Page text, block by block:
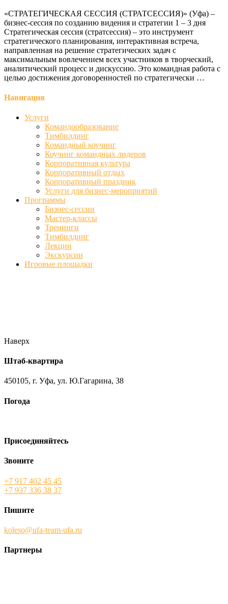
«СТРАТЕГИЧЕСКАЯ СЕССИЯ (СТРАТСЕССИЯ)» (Уфа) –
бизнес-сессия по созданию видения и стратегии 1 – 3 дня
Стратегическая сессия (стратсессия) – это инструмент
стратегического планирования, интерактивная встреча,
направленная на решение стратегических задач с
максимальным вовлечением всех участников в творческий,
аналитический процесс и дискуссию. Это командная работа с
целью достижения договоренностей по стратегически …
Навигация
Услуги
Командообразование
Тимбилдинг
Командный коучинг
Коучинг командных лидеров
Корпоративная культура
Корпоративный отдых
Корпоративный праздник
Услуги для бизнес-мероприятий
Программы
Бизнес-сессии
Мастер-классы
Тренинги
Тимбилдинг
Лекции
Экскурсии
Игровые площадки
Наверх
Штаб-квартира
450105, г. Уфа, ул. Ю.Гагарина, 38
Погода
Присоединяйтесь
Звоните
+7 917 402 45 45
+7 937 336 38 37
Пишите
koleso@ufa-team-ufa.ru
Партнеры